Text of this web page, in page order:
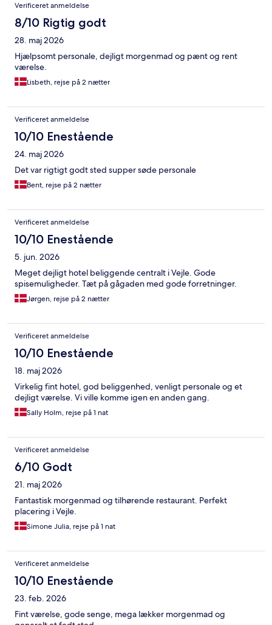
Verificeret anmeldelse
8/10 Rigtig godt
28. maj 2026
Hjælpsomt personale, dejligt morgenmad og pænt og rent
værelse.
Lisbeth, rejse på 2 nætter
Verificeret anmeldelse
10/10 Enestående
24. maj 2026
Det var rigtigt godt sted supper søde personale
Bent, rejse på 2 nætter
Verificeret anmeldelse
10/10 Enestående
5. jun. 2026
Meget dejligt hotel beliggende centralt i Vejle. Gode
spisemuligheder. Tæt på gågaden med gode forretninger.
Jørgen, rejse på 2 nætter
Verificeret anmeldelse
10/10 Enestående
18. maj 2026
Virkelig fint hotel, god beliggenhed, venligt personale og et
dejligt værelse. Vi ville komme igen en anden gang.
Sally Holm, rejse på 1 nat
Verificeret anmeldelse
6/10 Godt
21. maj 2026
Fantastisk morgenmad og tilhørende restaurant. Perfekt
placering i Vejle.
Simone Julia, rejse på 1 nat
Verificeret anmeldelse
10/10 Enestående
23. feb. 2026
Fint værelse, gode senge, mega lækker morgenmad og